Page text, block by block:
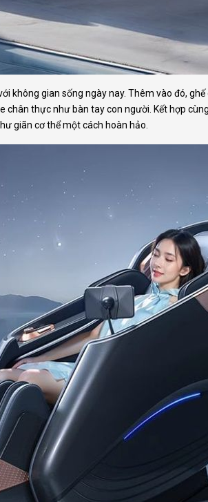
không gian sống ngày nay. Thêm vào đó,
chân thực như bàn tay con người. Kết hợp
giãn cơ thể một cách hoàn hảo.